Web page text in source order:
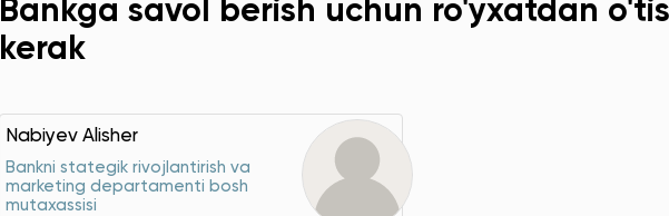
Bankga savol berish uchun ro'yxatdan
kerak
Nabiyev Alisher
Bankni stategik rivojlantirish va
marketing departamenti bosh
mutaxassisi